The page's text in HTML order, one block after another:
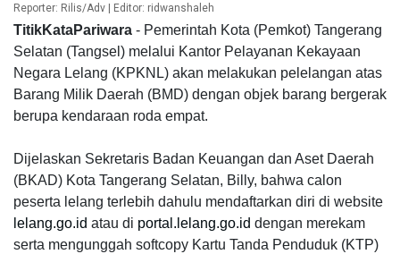
Reporter: Rilis/Adv | Editor: ridwanshaleh
TitikKataPariwara - Pemerintah Kota (Pemkot) Tangerang
Selatan (Tangsel) melalui Kantor Pelayanan Kekayaan
Negara Lelang (KPKNL) akan melakukan pelelangan atas
Barang Milik Daerah (BMD) dengan objek barang bergerak
berupa kendaraan roda empat.
Dijelaskan Sekretaris Badan Keuangan dan Aset Daerah
(BKAD) Kota Tangerang Selatan, Billy, bahwa calon
peserta lelang terlebih dahulu mendaftarkan diri di website
lelang.go.id atau di portal.lelang.go.id dengan merekam
serta mengunggah softcopy Kartu Tanda Penduduk (KTP)